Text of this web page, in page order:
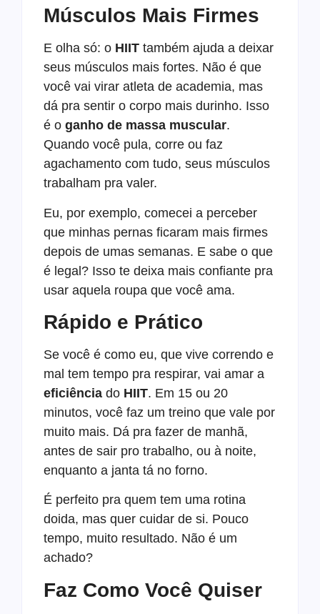
Músculos Mais Firmes
E olha só: o HIIT também ajuda a deixar
seus músculos mais fortes. Não é que
você vai virar atleta de academia, mas
dá pra sentir o corpo mais durinho. Isso
é o ganho de massa muscular.
Quando você pula, corre ou faz
agachamento com tudo, seus músculos
trabalham pra valer.
Eu, por exemplo, comecei a perceber
que minhas pernas ficaram mais firmes
depois de umas semanas. E sabe o que
é legal? Isso te deixa mais confiante pra
usar aquela roupa que você ama.
Rápido e Prático
Se você é como eu, que vive correndo e
mal tem tempo pra respirar, vai amar a
eficiência do HIIT. Em 15 ou 20
minutos, você faz um treino que vale por
muito mais. Dá pra fazer de manhã,
antes de sair pro trabalho, ou à noite,
enquanto a janta tá no forno.
É perfeito pra quem tem uma rotina
doida, mas quer cuidar de si. Pouco
tempo, muito resultado. Não é um
achado?
Faz Como Você Quiser